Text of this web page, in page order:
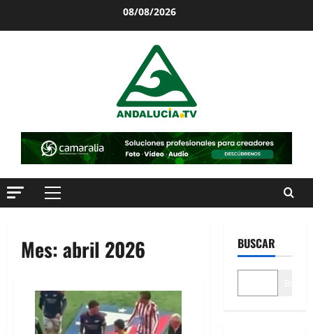
08/08/2026
Menú
Mes:abril 2026 BUSCAR